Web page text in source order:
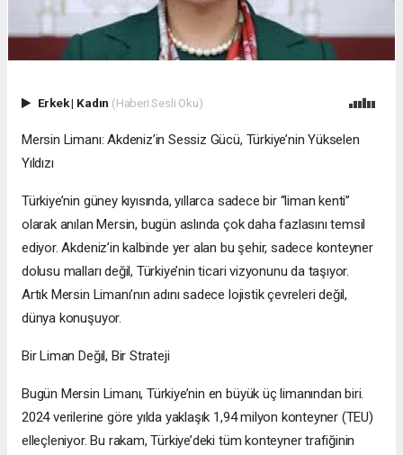
Erkek| Kadın (Haberi Sesli Oku)
Mersin Limanı: Akdeniz’in Sessiz Gücü, Türkiye’nin Yükselen
Yıldızı
Türkiye’nin güney kıyısında, yıllarca sadece bir “liman kenti”
olarak anılan Mersin, bugün aslında çok daha fazlasını temsil
ediyor. Akdeniz’in kalbinde yer alan bu şehir, sadece konteyner
dolusu malları değil, Türkiye’nin ticari vizyonunu da taşıyor.
Artık Mersin Limanı’nın adını sadece lojistik çevreleri değil,
dünya konuşuyor.
Bir Liman Değil, Bir Strateji
Bugün Mersin Limanı, Türkiye’nin en büyük üç limanından biri.
2024 verilerine göre yılda yaklaşık 1,94 milyon konteyner (TEU)
elleçleniyor. Bu rakam, Türkiye’deki tüm konteyner trafiğinin